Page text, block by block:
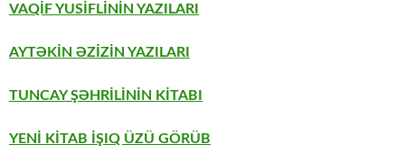
VAQİF YUSİFLİNİN YAZILARI
AYTƏKİN ƏZİZİN YAZILARI
TUNCAY ŞƏHRİLİNİN KİTABI
YENİ KİTAB İŞIQ ÜZÜ GÖRÜB